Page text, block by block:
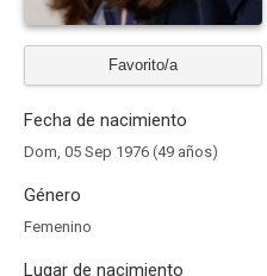
Favorito/a
Fecha de nacimiento
Dom, 05 Sep 1976 (49 años)
Género
Femenino
Lugar de nacimiento